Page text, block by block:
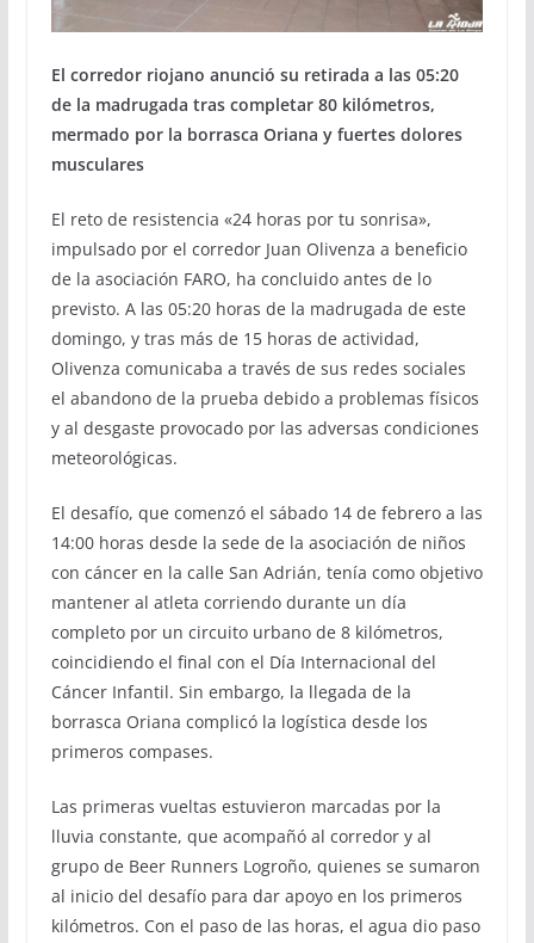
El corredor riojano anunció su retirada a las 05:20
de la madrugada tras completar 80 kilómetros,
mermado por la borrasca Oriana y fuertes dolores
musculares
El reto de resistencia «24 horas por tu sonrisa»,
impulsado por el corredor Juan Olivenza a beneficio
de la asociación FARO, ha concluido antes de lo
previsto. A las 05:20 horas de la madrugada de este
domingo, y tras más de 15 horas de actividad,
Olivenza comunicaba a través de sus redes sociales
el abandono de la prueba debido a problemas físicos
y al desgaste provocado por las adversas condiciones
meteorológicas.
El desafío, que comenzó el sábado 14 de febrero a las
14:00 horas desde la sede de la asociación de niños
con cáncer en la calle San Adrián, tenía como objetivo
mantener al atleta corriendo durante un día
completo por un circuito urbano de 8 kilómetros,
coincidiendo el final con el Día Internacional del
Cáncer Infantil. Sin embargo, la llegada de la
borrasca Oriana complicó la logística desde los
primeros compases.
Las primeras vueltas estuvieron marcadas por la
lluvia constante, que acompañó al corredor y al
grupo de Beer Runners Logroño, quienes se sumaron
al inicio del desafío para dar apoyo en los primeros
kilómetros. Con el paso de las horas, el agua dio paso